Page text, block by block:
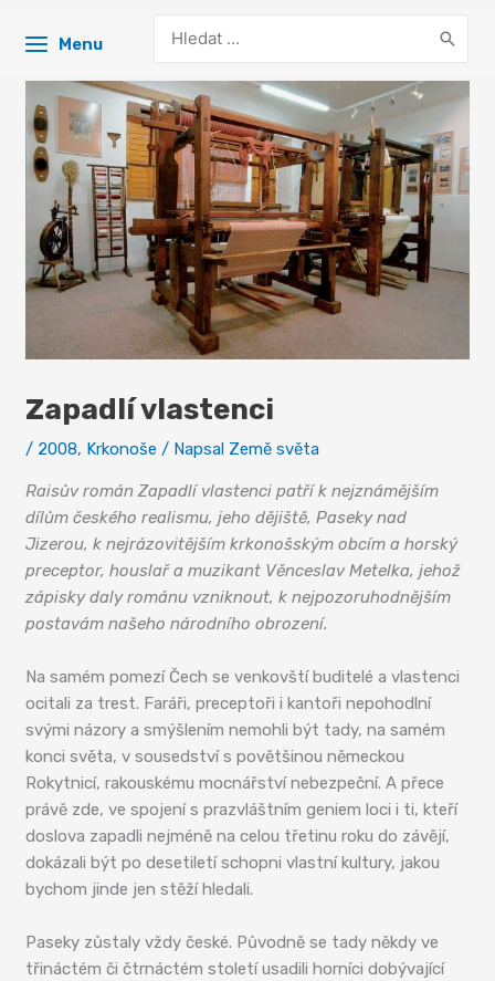
Menu
for:
Zapadlí vlastenci
/ 2008, Krkonoše / Napsal Země světa
Raisův román Zapadlí vlastenci patří k nejznámějším
dílům českého realismu, jeho dějiště, Paseky nad
Jizerou, k nejrázovitějším krkonošským obcím a horský
preceptor, houslař a muzikant Věnceslav Metelka, jehož
zápisky daly románu vzniknout, k nejpozoruhodnějším
postavám našeho národního obrození.
Na samém pomezí Čech se venkovští buditelé a vlastenci
ocitali za trest. Faráři, preceptoři i kantoři nepohodlní
svými názory a smýšlením nemohli být tady, na samém
konci světa, v sousedství s povětšinou německou
Rokytnicí, rakouskému mocnářství nebezpeční. A přece
právě zde, ve spojení s prazvláštním geniem loci i ti, kteří
doslova zapadli nejméně na celou třetinu roku do závějí,
dokázali být po desetiletí schopni vlastní kultury, jakou
bychom jinde jen stěží hledali.
Paseky zůstaly vždy české. Původně se tady někdy ve
třináctém či čtrnáctém století usadili horníci dobývající